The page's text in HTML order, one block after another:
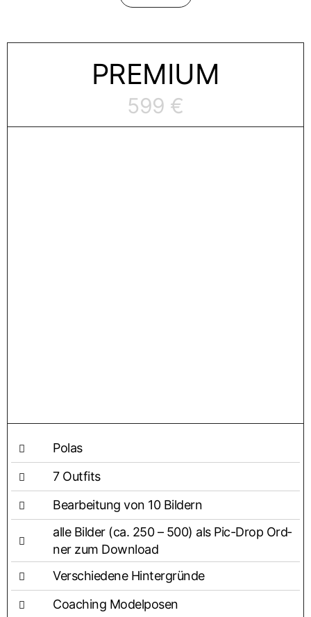
PRE­MI­UM
599 €
Polas
7 Out­fits
Bear­bei­tung von 10 Bildern
alle Bil­der (ca. 250 – 500) als Pic-Drop Ord­
ner zum Download
Ver­schie­de­ne Hintergründe
Coa­ching Modelposen